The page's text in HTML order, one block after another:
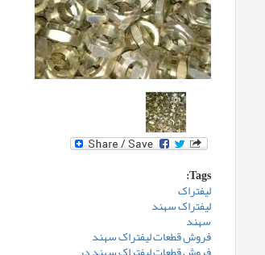
Tags:
لیفتراک
لیفتراک سهند
سهند
فروش قطعات لیفتراک سهند